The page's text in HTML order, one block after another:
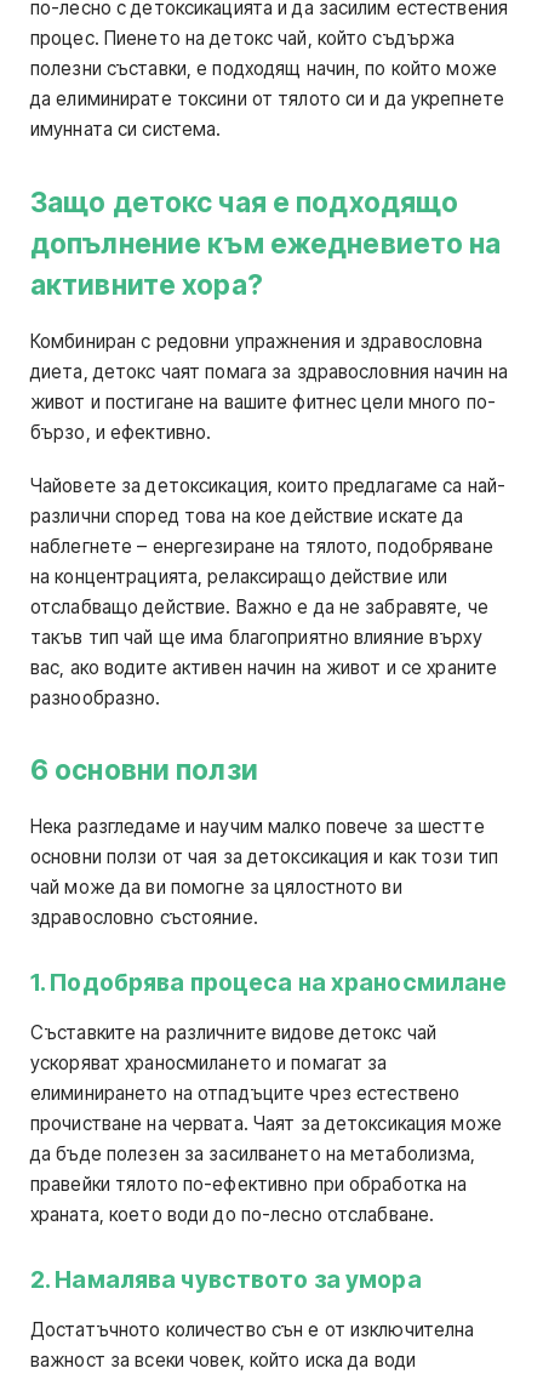
по-лесно с детоксикацията и да засилим естествения
процес. Пиенето на детокс чай, който съдържа
полезни съставки, е подходящ начин, по който може
да елиминирате токсини от тялото си и да укрепнете
имунната си система.
Защо детокс чая е подходящо
допълнение към ежедневието на
активните хора?
Комбиниран с редовни упражнения и здравословна
диета, детокс чаят помага за здравословния начин на
живот и постигане на вашите фитнес цели много по-
бързо, и ефективно.
​​Чайовете за детоксикация, които предлагаме са най-
различни според това на кое действие искате да
наблегнете – енергезиране на тялото, подобряване
на концентрацията, релаксиращо действие или
отслабващо действие. Важно е да не забравяте, че
такъв тип чай ще има благоприятно влияние върху
вас, ако водите активен начин на живот и се храните
разнообразно.
6 основни ползи
Нека разгледаме и научим малко повече за шестте
основни ползи от чая за детоксикация и как този тип
чай може да ви помогне за цялостното ви
здравословно състояние.
1. Подобрява процеса на храносмилане
Съставките на различните видове детокс чай
ускоряват храносмилането и помагат за
елиминирането на отпадъците чрез естествено
прочистване на червата. Чаят за детоксикация може
да бъде полезен за засилването на метаболизма,
правейки тялото по-ефективно при обработка на
храната, което води до по-лесно отслабване.
2. Намалява чувството за умора
Достатъчното количество сън е от изключителна
важност за всеки човек, който иска да води